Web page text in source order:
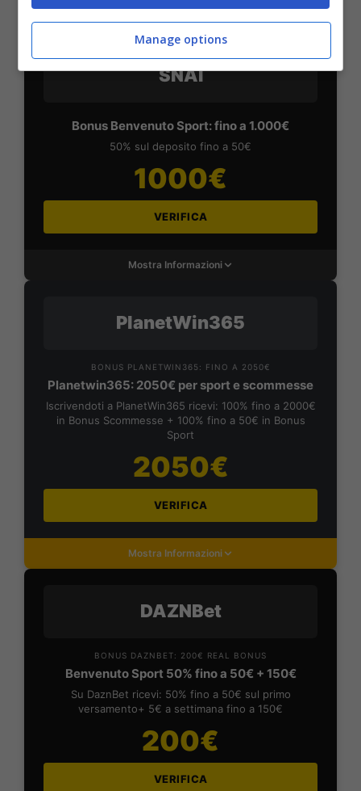
SNAI
Bonus Benvenuto Sport: fino a 1.000€
50% sul deposito fino a 50€
1000€
VERIFICA
Mostra Informazioni
PlanetWin365
BONUS PLANETWIN365: FINO A 2050€
Planetwin365: 2050€ per sport e scommesse
Iscrivendoti a PlanetWin365 ricevi: 100% fino a 2000€
in Bonus Scommesse + 100% fino a 50€ in Bonus
Sport
2050€
VERIFICA
Mostra Informazioni
DAZNBet
BONUS DAZNBET: 200€ REAL BONUS
Benvenuto Sport 50% fino a 50€ + 150€
Su DaznBet ricevi: 50% fino a 50€ sul primo
versamento+ 5€ a settimana fino a 150€
200€
VERIFICA
Manage options